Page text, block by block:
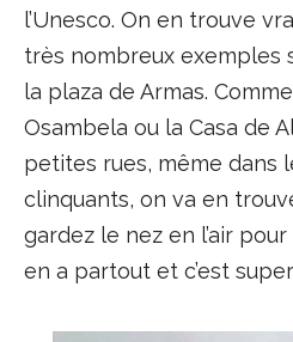
l’Unesco. On en trouve
très nombreux exemples
la plaza de Armas.
Osambela ou la Casa de
petites rues, même dans
clinquants, on va en
gardez le nez en l’air
en a partout et c’est